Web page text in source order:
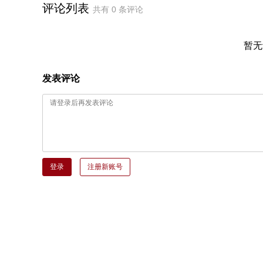
评论列表 共有 0 条评论
暂
发表评论
登录 注册新账号